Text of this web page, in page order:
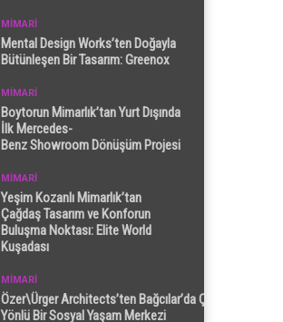
MİMARİ
Mental Design Works’ten Doğayla
Bütünleşen Bir Tasarım: Greenox
MİMARİ
Boytorun Mimarlık’tan Yurt Dışında
İlk Mercedes-
Benz Showroom Dönüşüm Projesi
MİMARİ
Yeşim Kozanlı Mimarlık’tan
Çağdaş Tasarım ve Konforun
Buluşma Noktası: Elite World
Kuşadası
MİMARİ
Özer\Ürger Architects’ten Bağcılar’da Çok
Yönlü Bir Sosyal Yaşam Merkezi